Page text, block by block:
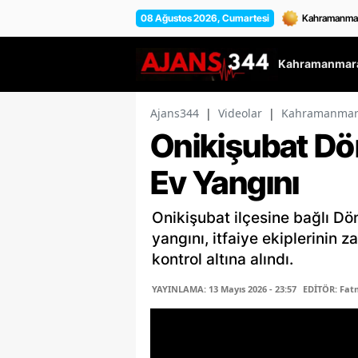
08 Ağustos 2026, Cumartesi
Ajans344 | Videolar |
Onikişubat
Ev Yangını
Onikişubat ilçesine bağlı
yangını, itfaiye ekiplerinin
kontrol altına alındı.
YAYINLAMA: 13 Mayıs 2026 - 23:57 EDİTÖR: